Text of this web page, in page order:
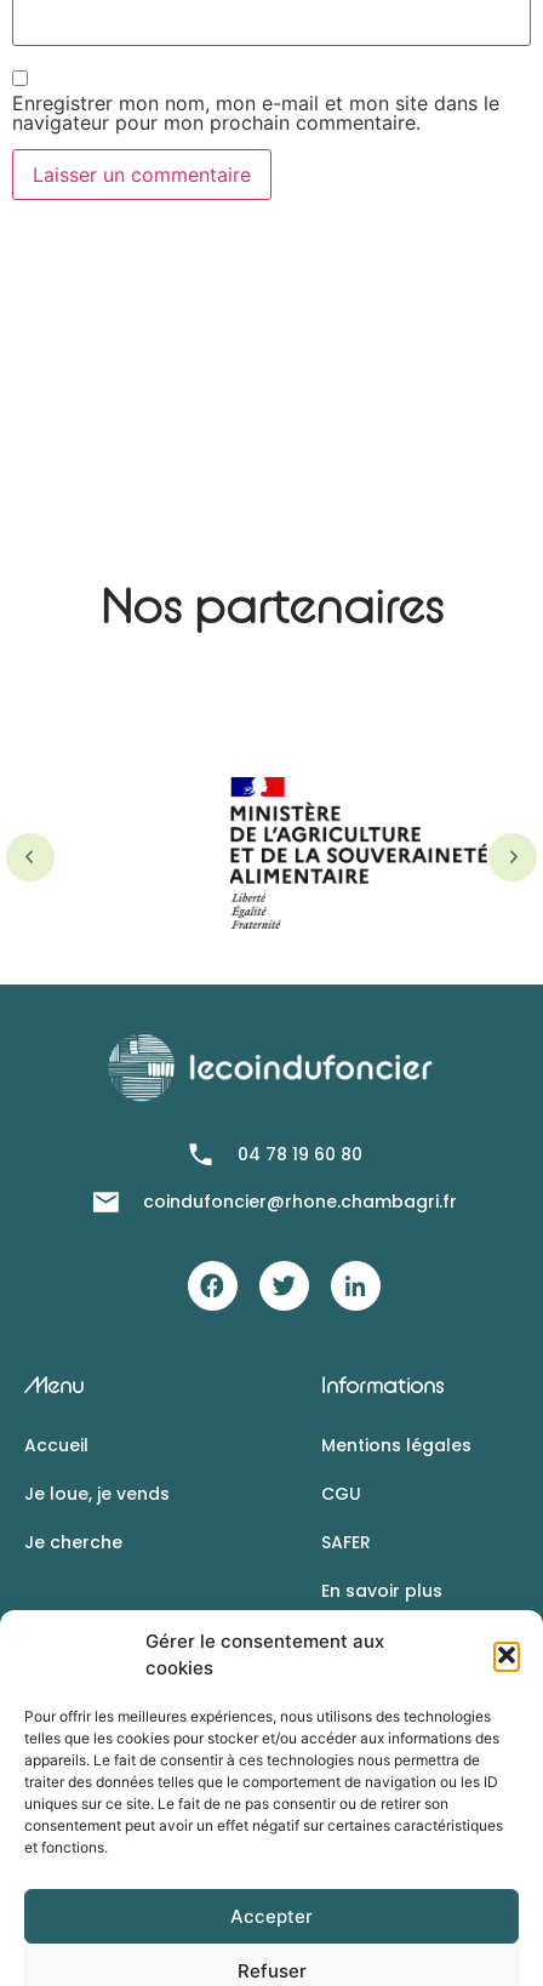
Gérer le consentement aux
cookies
Pour offrir les meilleures expériences, nous utilisons des technologies
telles que les cookies pour stocker et/ou accéder aux informations des
appareils. Le fait de consentir à ces technologies nous permettra de
traiter des données telles que le comportement de navigation ou les ID
uniques sur ce site. Le fait de ne pas consentir ou de retirer son
consentement peut avoir un effet négatif sur certaines caractéristiques
et fonctions.
Accepter
Refuser
Enregistrer mon nom, mon e-mail et mon site dans le
navigateur pour mon prochain commentaire.
Nos partenaires
04 78 19 60 80
coindufoncier@rhone.chambagri.fr
Menu
Accueil
Je loue, je vends
Je cherche
Informations
Mentions légales
CGU
SAFER
En savoir plus
Contact
Une initiative de la Chambre d’agriculture du Rhône